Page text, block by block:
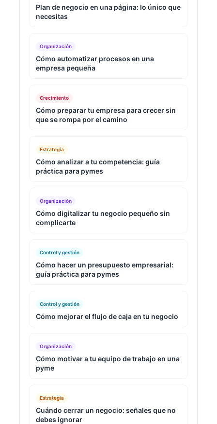
Plan de negocio en una página: lo único que
necesitas
Organización
Cómo automatizar procesos en una
empresa pequeña
Crecimiento
Cómo preparar tu empresa para crecer sin
que se rompa por el camino
Estrategia
Cómo analizar a tu competencia: guía
práctica para pymes
Organización
Cómo digitalizar tu negocio pequeño sin
complicarte
Control y gestión
Cómo hacer un presupuesto empresarial:
guía práctica para pymes
Control y gestión
Cómo mejorar el flujo de caja en tu negocio
Organización
Cómo motivar a tu equipo de trabajo en una
pyme
Estrategia
Cuándo cerrar un negocio: señales que no
debes ignorar